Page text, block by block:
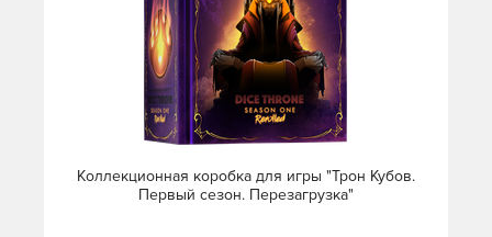
Коллекционная коробка для игры "Трон Кубов.
Первый сезон. Перезагрузка"